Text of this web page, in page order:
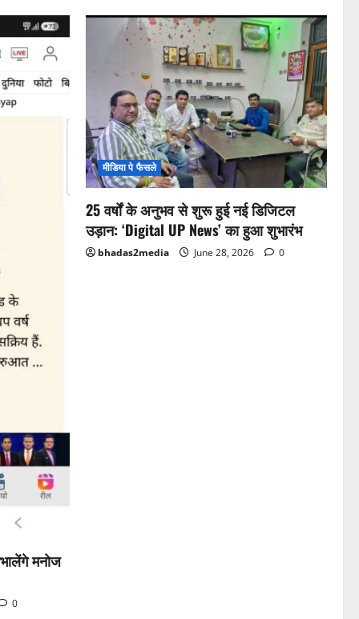
मनोज
0
मीडिया पे फैसले
25 वर्षों के अनुभव से शुरू हुई नई डिजिटल
उड़ान: ‘Digital UP News’ का हुआ शुभारंभ
bhadas2media June 28, 2026 0